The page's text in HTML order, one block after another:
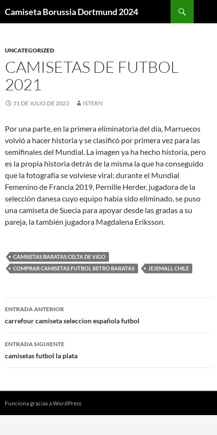
Camiseta Borussia Dortmund 2024
UNCATEGORIZED
CAMISETAS DE FUTBOL
2021
31 DE JULIO DE 2023 ISTERN
Por una parte, en la primera eliminatoria del día, Marruecos
volvió a hacer historia y se clasificó por primera vez para las
semifinales del Mundial. La imagen ya ha hecho historia, pero
es la propia historia detrás de la misma la que ha conseguido
que la fotografía se volviese viral: durante el Mundial
Femenino de Francia 2019, Pernille Herder, jugadora de la
selección danesa cuyo equipo había sido eliminado, se puso
una camiseta de Suecia para apoyar desde las gradas a su
pareja, la también jugadora Magdalena Eriksson.
CAMISETAS BARATAS CELTA DE VIGO
COMPRAR CAMISETAS FUTBOL RETRO BARATAS
JEJEMALL CHILE
Navegación
de
entradas
ENTRADA ANTERIOR
carrefour camiseta seleccion española futbol
ENTRADA SIGUIENTE
camisetas futbol la plata
Funciona gracias a WordPress